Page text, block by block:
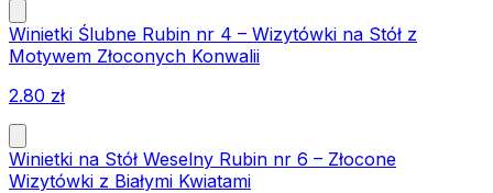
Winietki Ślubne Rubin nr 4 – Wizytówki na Stół z
Motywem Złoconych Konwalii
2.80 zł
Winietki na Stół Weselny Rubin nr 6 – Złocone
Wizytówki z Białymi Kwiatami